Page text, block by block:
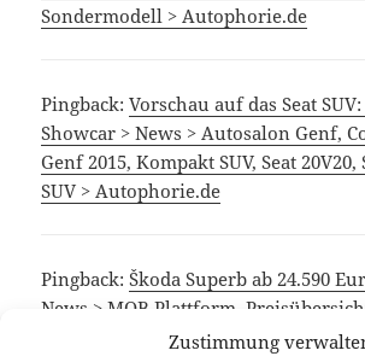
Zustimmung
Sondermodell > Autophorie.de
Pingback:Vorschau auf das Seat SUV:
Showcar > News > Autosalon Genf,
Genf 2015, Kompakt SUV, Seat
SUV > Autophorie.de
Pingback:Škoda Superb ab 24.590
News > MQB Plattform,
Superb, Skoda Superb III >